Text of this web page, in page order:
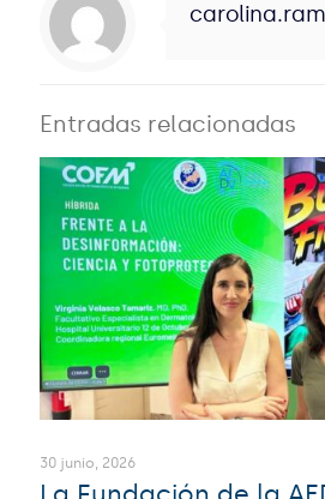
Entradas relacionadas
30 junio, 2026